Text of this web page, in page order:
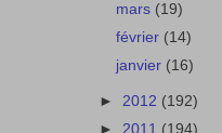
mars (19)
février (14)
janvier (16)
► 2012 (192)
► 2011 (194)